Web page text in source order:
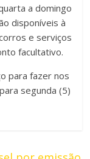
a domingo
disponíveis à
e serviços
facultativo.
para fazer nos
segunda (5)